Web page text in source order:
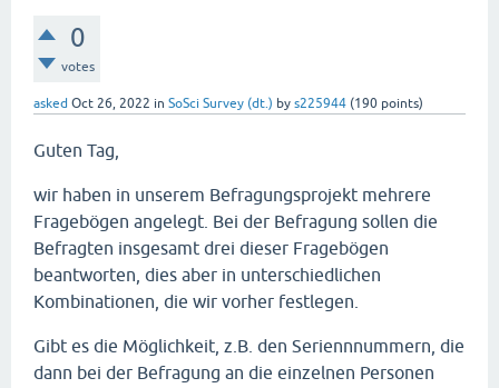
0
votes
asked Oct 26, 2022 in SoSci Survey (dt.) by s225944 (190 points)
Guten Tag,
wir haben in unserem Befragungsprojekt mehrere
Fragebögen angelegt. Bei der Befragung sollen die
Befragten insgesamt drei dieser Fragebögen
beantworten, dies aber in unterschiedlichen
Kombinationen, die wir vorher festlegen.
Gibt es die Möglichkeit, z.B. den Seriennnummern, die
dann bei der Befragung an die einzelnen Personen